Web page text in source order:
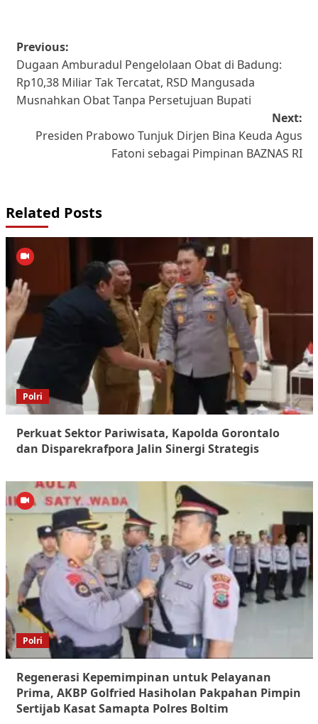
Post
navigation
Previous:
Dugaan Amburadul Pengelolaan Obat di Badung:
Rp10,38 Miliar Tak Tercatat, RSD Mangusada
Musnahkan Obat Tanpa Persetujuan Bupati
Next:
Presiden Prabowo Tunjuk Dirjen Bina Keuda Agus
Fatoni sebagai Pimpinan BAZNAS RI
Related Posts
Polri
Perkuat Sektor Pariwisata, Kapolda Gorontalo
dan Disparekrafpora Jalin Sinergi Strategis
Polri
Regenerasi Kepemimpinan untuk Pelayanan
Prima, AKBP Golfried Hasiholan Pakpahan Pimpin
Sertijab Kasat Samapta Polres Boltim